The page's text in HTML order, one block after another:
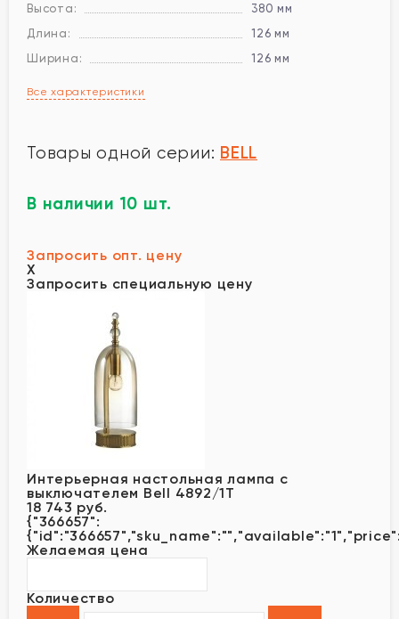
Высота:
380 мм
Длина:
126 мм
Ширина:
126 мм
Все характеристики
Товары одной серии: BELL
В наличии 10 шт.
Запросить опт. цену
X
Запросить специальную цену
Интерьерная настольная лампа с
выключателем Bell 4892/1T
18 743 руб.
{"366657":
Желаемая цена
Количество